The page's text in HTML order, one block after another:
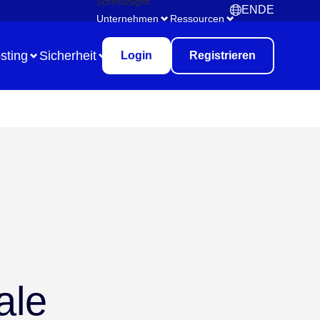
Unternehmen Ressourcen
EN
English
DE
Deutsch
Meetings & Workshops
Sicherheit Login Registrieren